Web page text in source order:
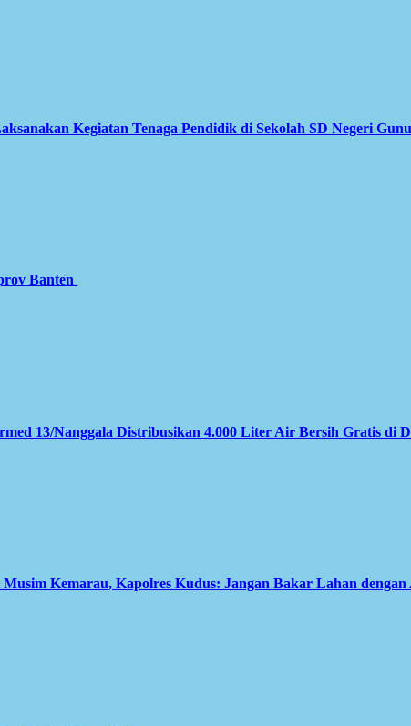
Kegiatan Tenaga Pendidik di Sekolah SD Negeri
Banten
13/Nanggala Distribusikan 4.000 Liter Air Bersih Gratis di
Kemarau, Kapolres Kudus: Jangan Bakar Lahan dengan